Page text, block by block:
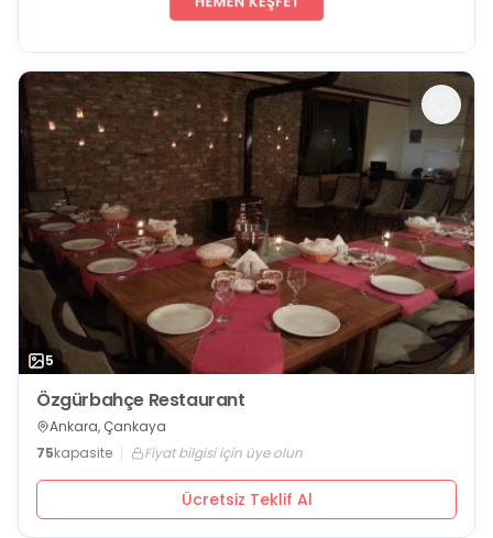
5
Özgürbahçe Restaurant
Ankara, Çankaya
75kapasite Fiyat bilgisi için üye olun
Ücretsiz Teklif Al